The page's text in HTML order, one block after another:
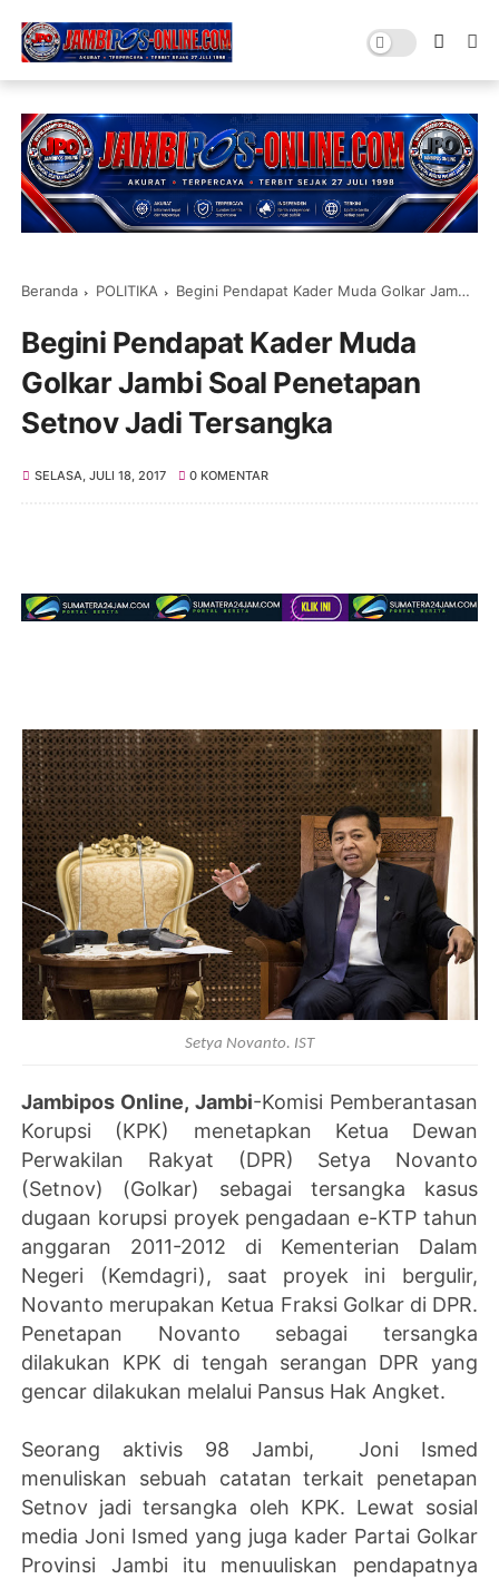
Beranda POLITIKA Begini Pendapat Kader Muda Golkar Jambi Soal Penetapan Setnov Jadi Tersangka
Begini Pendapat Kader Muda
Golkar Jambi Soal Penetapan
Setnov Jadi Tersangka
SELASA, JULI 18, 2017 0 KOMENTAR
Setya Novanto. IST
Jambipos Online, Jambi-Komisi Pemberantasan
Korupsi (KPK) menetapkan Ketua Dewan
Perwakilan Rakyat (DPR) Setya Novanto
(Setnov) (Golkar) sebagai tersangka kasus
dugaan korupsi proyek pengadaan e-KTP tahun
anggaran 2011-2012 di Kementerian Dalam
Negeri (Kemdagri), saat proyek ini bergulir,
Novanto merupakan Ketua Fraksi Golkar di DPR.
Penetapan Novanto sebagai tersangka
dilakukan KPK di tengah serangan DPR yang
gencar dilakukan melalui Pansus Hak Angket.
Seorang aktivis 98 Jambi, Joni Ismed
menuliskan sebuah catatan terkait penetapan
Setnov jadi tersangka oleh KPK. Lewat sosial
media Joni Ismed yang juga kader Partai Golkar
Provinsi Jambi itu menuuliskan pendapatnya